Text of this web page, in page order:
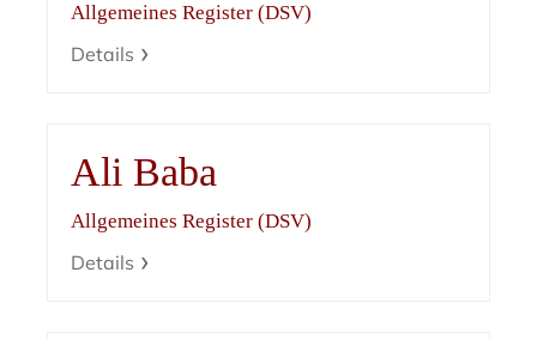
Allgemeines Register (DSV)
Details
Ali Baba
Allgemeines Register (DSV)
Details